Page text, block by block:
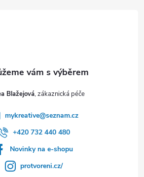
Blažejová
mykreative@seznam.cz
+420 732 440 480
Novinky na e-shopu
protvoreni.cz/